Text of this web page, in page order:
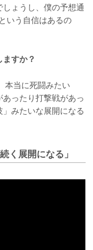
ょうし、僕の予想通
いう自信はあるの
すか？
本当に死闘みたい
ったり打撃戦があっ
みたいな展開になる
く展開になる」